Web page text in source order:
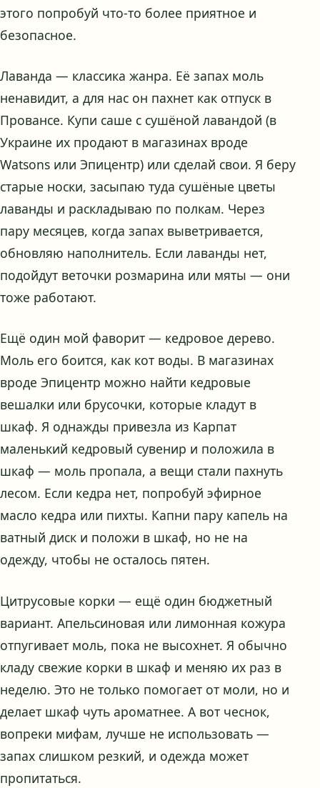
этого попробуй что-то более приятное и
безопасное.
Лаванда — классика жанра. Её запах моль
ненавидит, а для нас он пахнет как отпуск в
Провансе. Купи саше с сушёной лавандой (в
Украине их продают в магазинах вроде
Watsons или Эпицентр) или сделай свои. Я беру
старые носки, засыпаю туда сушёные цветы
лаванды и раскладываю по полкам. Через
пару месяцев, когда запах выветривается,
обновляю наполнитель. Если лаванды нет,
подойдут веточки розмарина или мяты — они
тоже работают.
Ещё один мой фаворит — кедровое дерево.
Моль его боится, как кот воды. В магазинах
вроде Эпицентр можно найти кедровые
вешалки или брусочки, которые кладут в
шкаф. Я однажды привезла из Карпат
маленький кедровый сувенир и положила в
шкаф — моль пропала, а вещи стали пахнуть
лесом. Если кедра нет, попробуй эфирное
масло кедра или пихты. Капни пару капель на
ватный диск и положи в шкаф, но не на
одежду, чтобы не осталось пятен.
Цитрусовые корки — ещё один бюджетный
вариант. Апельсиновая или лимонная кожура
отпугивает моль, пока не высохнет. Я обычно
кладу свежие корки в шкаф и меняю их раз в
неделю. Это не только помогает от моли, но и
делает шкаф чуть ароматнее. А вот чеснок,
вопреки мифам, лучше не использовать —
запах слишком резкий, и одежда может
пропитаться.